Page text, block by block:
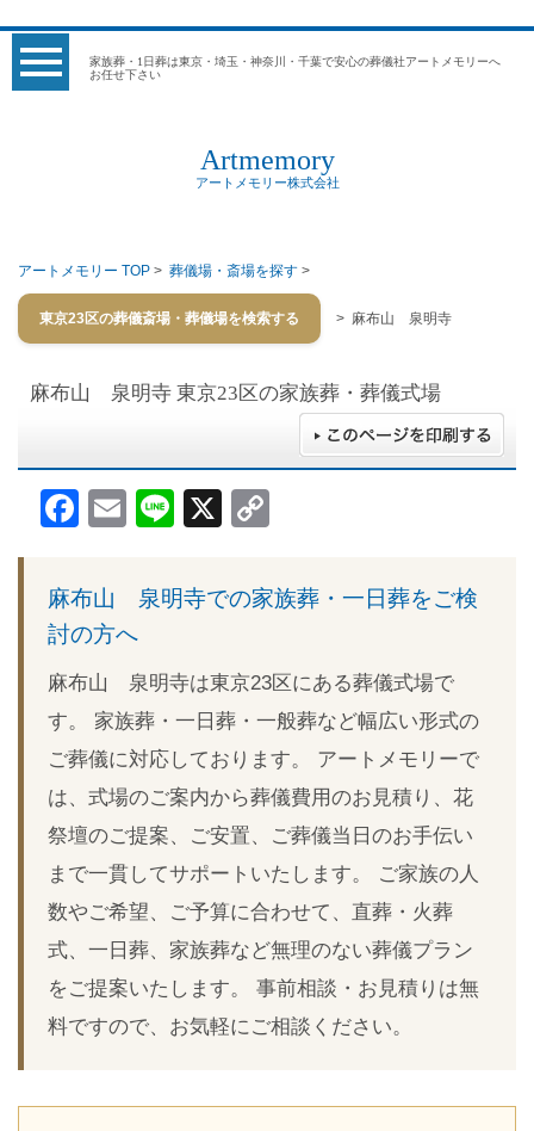
家族葬・1日葬は東京・埼玉・神奈川・千葉で安心の葬儀社アートメモリーへ
お任せ下さい
Artmemory
アートメモリー株式会社
アートメモリー TOP > 葬儀場・斎場を探す >
東京23区の葬儀斎場・葬儀場を検索する > 麻布山 泉明寺
麻布山 泉明寺 東京23区の家族葬・葬儀式場
Facebook
EmailLine
X
麻布山 泉明寺での家族葬・一日葬をご検
討の方へ
麻布山 泉明寺は東京23区にある葬儀式場で
す。 家族葬・一日葬・一般葬など幅広い形式の
ご葬儀に対応しております。 アートメモリーで
は、式場のご案内から葬儀費用のお見積り、花
祭壇のご提案、ご安置、ご葬儀当日のお手伝い
まで一貫してサポートいたします。 ご家族の人
数やご希望、ご予算に合わせて、直葬・火葬
式、一日葬、家族葬など無理のない葬儀プラン
をご提案いたします。 事前相談・お見積りは無
料ですので、お気軽にご相談ください。